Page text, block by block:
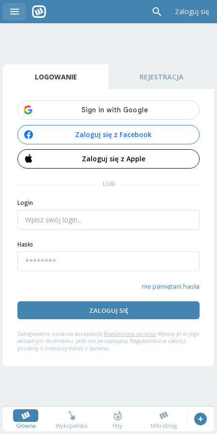
Zaloguj się
LOGOWANIE REJESTRACJA
Zaloguj się z Facebook
Zaloguj się z Apple
LUB
Login
Hasło
nie pamiętam hasła
ZALOGUJ SIĘ
Zalogowanie oznacza akceptację Regulaminu serwisu Wykop.pl w jego
aktualnym brzmieniu. Jeśli nie akceptujesz Regulaminu w całości,
prosimy o niekorzystanie z serwisu.
Główna Wykopalisko Hity Mikroblog